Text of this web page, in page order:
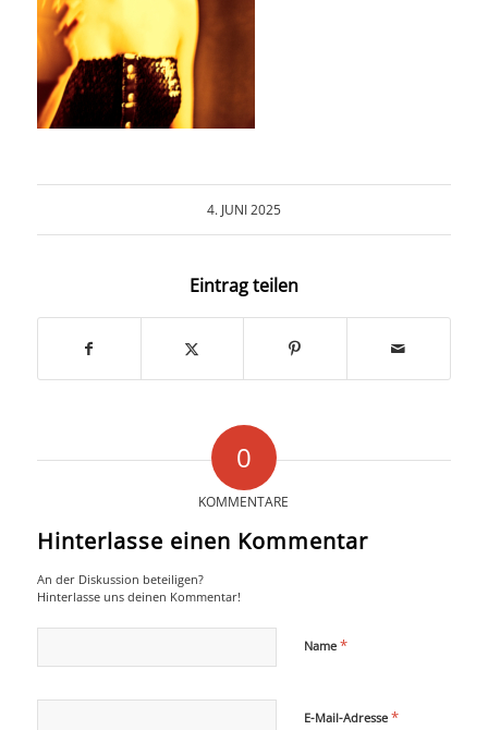
INFO
4. JUNI 2025
Eintrag teilen
0
KOMMENTARE
Hinterlasse einen Kommentar
An der Diskussion beteiligen?
Hinterlasse uns deinen Kommentar!
Name *
E-Mail-Adresse *